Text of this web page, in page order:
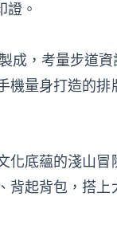
證。
成，考量步道
機量身打造的
化底蘊的淺山冒
背起背包，搭